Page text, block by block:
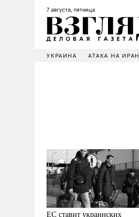
7 августа, пятница
УКРАИНА АТАКА НА ИРАН
ЕС ставит украинских